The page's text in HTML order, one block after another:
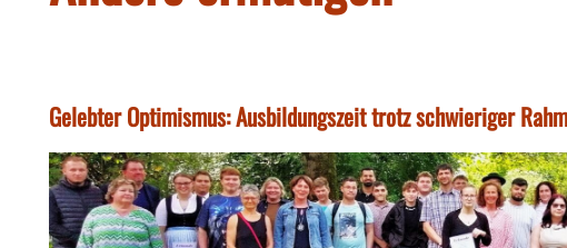
Gelebter Optimismus: Ausbildungszeit trotz schwieriger